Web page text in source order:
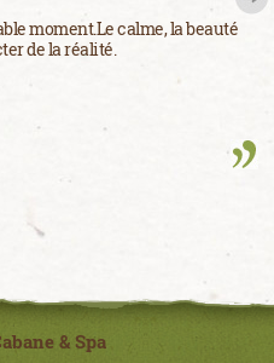
moment.Le calme, la beauté
de la réalité.
& Spa